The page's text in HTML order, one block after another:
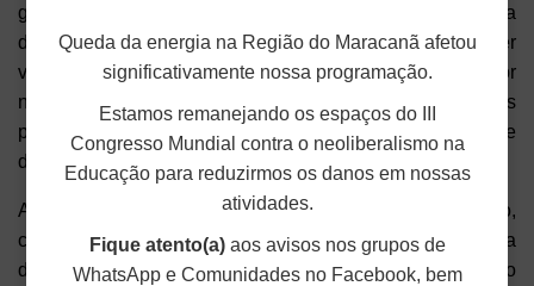
gerais de enfrentamento ao governo Bolsonaro. “Só a luta
da classe trabalhadora organizada pode nos trazer
vitórias. É a força do movimento das ruas que pode impor
não somente a derrota ao governo Bolsonaro, mas
principalmente nos impulsionar o esperançar, e a vontade
de mobilização e de luta”, afirmou.
Após a abertura, foi realizada a Plenária de Instalação,
com aprovação do regimento, do cronograma e da pauta
do 12º Conad Extraordinário do ANDES-SN. No período
Queda da energia na Região do Maracanã afetou
significativamente nossa programação.
Estamos remanejando os espaços do III
Congresso Mundial contra o neoliberalismo na
Educação para reduzirmos os danos em nossas
atividades.
Fique atento(a)aos avisos nos grupos de
WhatsApp e Comunidades no Facebook, bem